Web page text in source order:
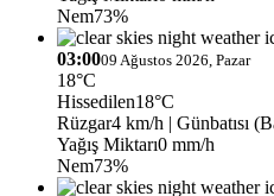
Nem73%
03:0009 Ağustos 2026, Pazar
18°C
Hissedilen18°C
Rüzgar4 km/h | Günbatısı
Yağış Miktarı0 mm/h
Nem73%